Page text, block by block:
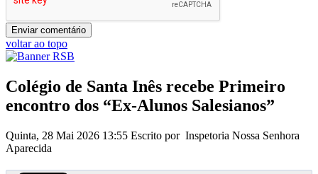
voltar ao topo
Colégio de Santa Inês recebe Primeiro
encontro dos “Ex-Alunos Salesianos”
Quinta, 28 Mai 2026 13:55 Escrito por Inspetoria Nossa Senhora
Aparecida